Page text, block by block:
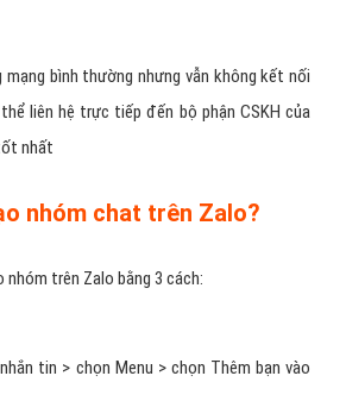
bình thường nhưng vẫn không kết nối
liên hệ trực tiếp đến bộ phận CSKH của
nhất
nhóm chat trên Zalo?
trên Zalo bằng 3 cách:
tin > chọn Menu > chọn Thêm bạn vào